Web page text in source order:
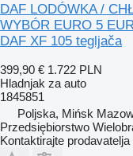
DAF LODÓWKA /
WYBÓR EURO 5
DAF XF 105 tegljača
399,90 € 1.722 PLN
Hladnjak za auto
1845851
Poljska, Mińsk
Przedsiębiorstwo
Kontaktirajte prodavatelja